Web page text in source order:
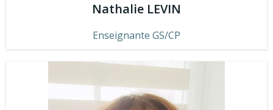
Nathalie LEVIN
Enseignante GS/CP